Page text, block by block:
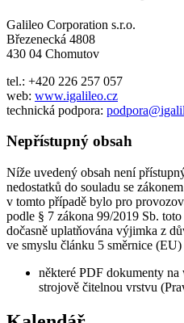
Galileo Corporation s.r.o.
Březenecká 4808
430 04 Chomutov
tel.: +420 226 257 057
web: www.igalileo.cz
technická podpora:
Nepřístupný obsah
Níže uvedený obsah není
nedostatků do souladu se
v tomto případě bylo pro
podle § 7 zákona 99/2019 Sb.
dočasně uplatňována výjimka z
ve smyslu článku 5 směrnice
některé PDF dokumenty
strojově čitelnou vrstvu